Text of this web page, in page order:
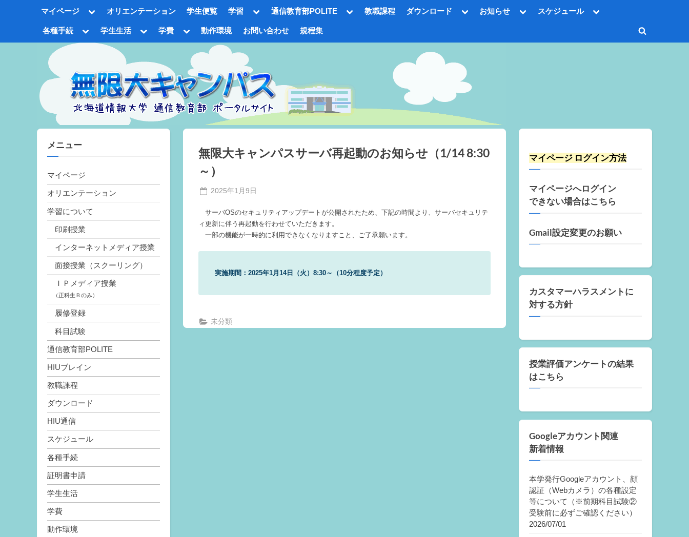
マイページ
Toggle
menu
オリエンテーション 学生便覧 学習
Toggle
menu
Toggle
sub-
Toggle
sub-
通信教育部POLITE
Toggle教職課程 ダウンロード
Toggle
Toggle
お知らせ
Toggle
menu
スケジュール
Toggle
各種手続
Toggle
menu
学生生活
Toggle
sub-
menu
学費
Toggle動作環境 お問い合わせ 規程集
Toggle
無限大キャンパスサーバ再起動のお知らせ（1/14 8:30
～）
Posted
2025年1月9日
務
局
S.A
サーバOSのセキュリティアップデートが公開されたため、下記の時間より、サーバセキュリテ
ィ更新に伴う再起動を行わせていただきます。
一部の機能が一時的に利用できなくなりますこと、ご了承願います。
実施期間：2025年1月14日（火）8:30～（10分程度予定）
未分類
メニュー
マイページ
オリエンテーション
学習について
印刷授業
インターネットメディア授業
面接授業（スクーリング）
ＩＰメディア授業
（正科生Ｂのみ）
履修登録
科目試験
通信教育部POLITE
HIUブレイン
教職課程
ダウンロード
HIU通信
スケジュール
各種手続
証明書申請
学生生活
学費
動作環境
マイページ ログイン方法
マイページへログイン
できない場合はこちら
Gmail設定変更のお願い
カスタマーハラスメントに
対する方針
授業評価アンケートの結果
はこちら
Googleアカウント関連
新着情報
本学発行Googleアカウント、顔
認証（Webカメラ）の各種設定
等について（※前期科目試験②
受験前に必ずご確認ください）
2026/07/01